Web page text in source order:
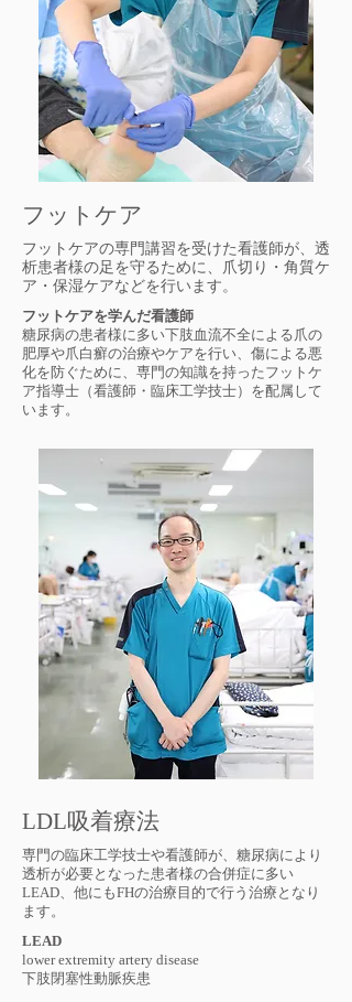
フットケア
フットケアの専門講習を受けた看護師が、透
析患者様の足を守るために、爪切り・角質ケ
ア・保湿ケアなどを行います。
フットケアを学んだ看護師
糖尿病の患者様に多い下肢血流不全による爪の
肥厚や爪白癬の治療やケアを行い、傷による悪
化を防ぐために、専門の知識を持ったフットケ
ア指導士（看護師・臨床工学技士）を配属して
います。
LDL吸着療法
専門の臨床工学技士や看護師が、糖尿病により
透析が必要となった患者様の合併症に多い
LEAD、他にもFHの治療目的で行う治療となり
ます。
LEAD
lower extremity artery disease
下肢閉塞性動脈疾患